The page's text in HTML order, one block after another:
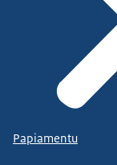
Papiamentu